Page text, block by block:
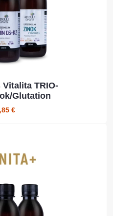
TRIO-
Glutation
€